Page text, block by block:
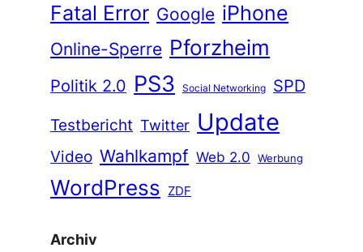
Fatal Error Google iPhone
Online-Sperre Pforzheim
Politik 2.0 PS3 Social Networking
SPD
Testbericht Twitter Update
Video Wahlkampf Web 2.0 Werbung
WordPress ZDF
Archiv